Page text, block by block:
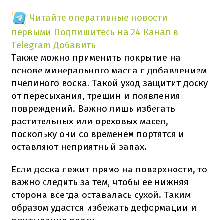
Читайте оперативные новости
первыми Подпишитесь на 24 Канал в
Telegram Добавить
Также можно применить покрытие на
основе минерального масла с добавлением
пчелиного воска. Такой уход защитит доску
от пересыхания, трещин и появления
повреждений. Важно лишь избегать
растительных или ореховых масел,
поскольку они со временем портятся и
оставляют неприятный запах.
Если доска лежит прямо на поверхности, то
важно следить за тем, чтобы ее нижняя
сторона всегда оставалась сухой. Таким
образом удастся избежать деформации и